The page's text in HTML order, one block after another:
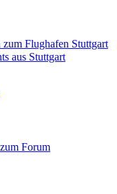
Flughafen Stuttgart
aus Stuttgart
Forum